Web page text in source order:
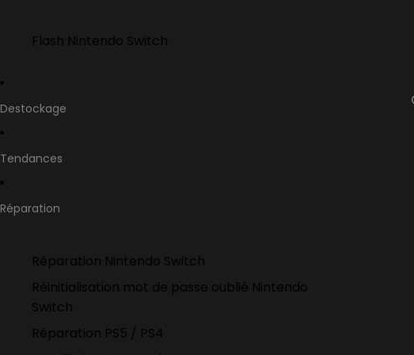
Flash Nintendo Switch
Destockage
Tendances
Réparation
Réparation Nintendo Switch
Réinitialisation mot de passe oublié Nintendo
Switch
Réparation PS5 / PS4